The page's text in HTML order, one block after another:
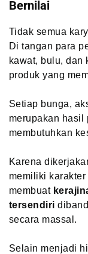
Bernilai
Tidak semua
Di tangan para
kawat, bulu, dan
produk yang
Setiap bunga,
merupakan hasil
membutuhkan
Karena
memiliki
membuat
tersendiri
secara massal.
Selain menjadi